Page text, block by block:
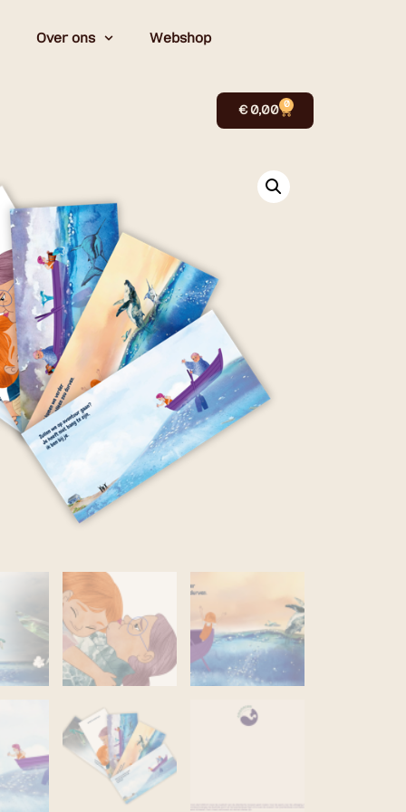
Over ons Webshop
€0,00 0